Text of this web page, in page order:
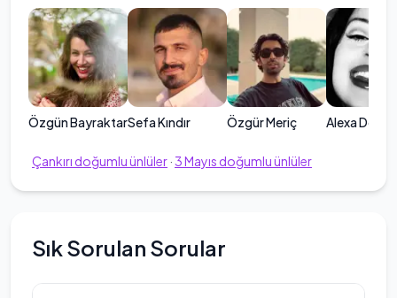
Özgün BayraktarSefa Kındır Özgür Meriç Alexa Demie
Çankırı doğumlu ünlüler·3Mayıs doğumlu ünlüler
Sık Sorulan Sorular